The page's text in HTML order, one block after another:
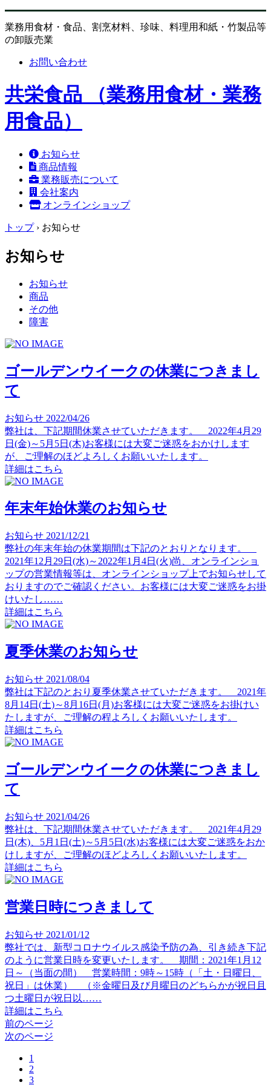
業務用食材・食品、割烹材料、珍味、料理用和紙・竹製品等
の卸販売業
お問い合わせ
共栄食品 （業務用食材・業務
用食品）
お知らせ
商品情報
業務販売について
会社案内
オンラインショップ
トップ› お知らせ
お知らせ
お知らせ
商品
その他
障害
ゴールデンウイークの休業につきまし
て
お知らせ 2022/04/26
弊社は、下記期間休業させていただきます。 2022年4月29
日(金)～5月5日(木)お客様には大変ご迷惑をおかけします
が、ご理解のほどよろしくお願いいたします。
詳細はこちら
年末年始休業のお知らせ
お知らせ 2021/12/21
弊社の年末年始の休業期間は下記のとおりとなります。
2021年12月29日(水)～2022年1月4日(火)尚、オンラインショ
ップの営業情報等は、オンラインショップ上でお知らせして
おりますのでご確認ください。お客様には大変ご迷惑をお掛
けいたし……
詳細はこちら
夏季休業のお知らせ
お知らせ 2021/08/04
弊社は下記のとおり夏季休業させていただきます。 2021年
8月14日(土)～8月16日(月)お客様には大変ご迷惑をお掛けい
たしますが、ご理解の程よろしくお願いいたします。
詳細はこちら
ゴールデンウイークの休業につきまし
て
お知らせ 2021/04/26
弊社は、下記期間休業させていただきます。 2021年4月29
日(木)、5月1日(土)～5月5日(水)お客様には大変ご迷惑をおか
けしますが、ご理解のほどよろしくお願いいたします。
詳細はこちら
営業日時につきまして
お知らせ 2021/01/12
弊社では、新型コロナウイルス感染予防の為、引き続き下記
のように営業日時を変更いたします。 期間：2021年1月12
日～（当面の間） 営業時間：9時～15時（「土・日曜日、
祝日」は休業） （※金曜日及び月曜日のどちらかが祝日且
つ土曜日が祝日以……
詳細はこちら
前のページ
次のページ
1
2
3